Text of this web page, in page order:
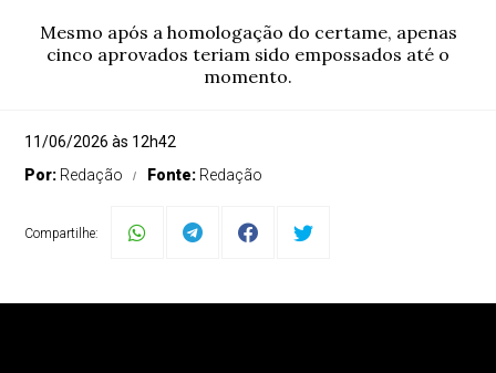
Mesmo após a homologação do certame, apenas
cinco aprovados teriam sido empossados até o
momento.
11/06/2026 às 12h42
Por: Redação Fonte: Redação
Compartilhe: